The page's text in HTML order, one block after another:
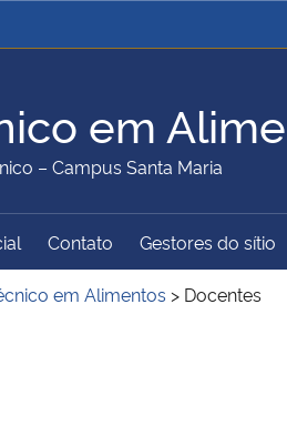
Ministério da Justiça e
Ministério da Educação
Ministério do Turismo
em
– Campus Santa Maria
do SítioContato Gestores do sítio
em Alimentos > Docentes